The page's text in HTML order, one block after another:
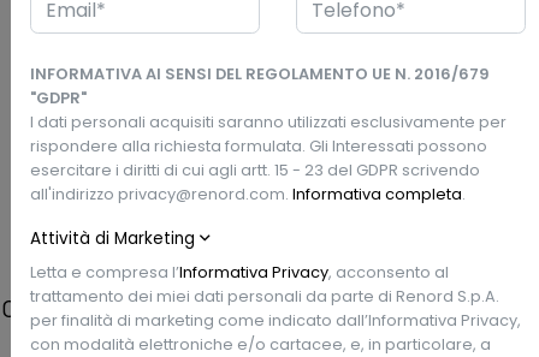
Via Monte Abetone, 5 - 20021 Baranzate, MI
360°
Prezzo Renord
€11.950 Richiedi un preventivo
Caratteristiche
INFORMATIVA AI SENSI DEL REGOLAMENTO UE N. 2016/679
"GDPR"
I dati personali acquisiti saranno utilizzati esclusivamente per
rispondere alla richiesta formulata. Gli Interessati possono
esercitare i diritti di cui agli artt. 15 - 23 del GDPR scrivendo
all'indirizzo privacy@renord.com. Informativa completa.
Attività di Marketing
Letta e compresa l’Informativa Privacy, acconsento al
trattamento dei miei dati personali da parte di Renord S.p.A.
per finalità di marketing come indicato dall’Informativa Privacy,
con modalità elettroniche e/o cartacee, e, in particolare, a